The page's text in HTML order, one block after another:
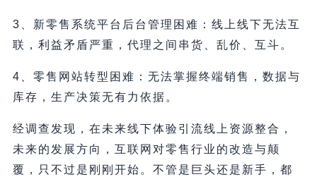
3、新零售系统平台后台管理困难：线上线下无法互
联，利益矛盾严重，代理之间串货、乱价、互斗。
4、零售网站转型困难：无法掌握终端销售，数据与
库存，生产决策无有力依据。
经调查发现，在未来线下体验引流线上资源整合，
未来的发展方向，互联网对零售行业的改造与颠
覆，只不过是刚刚开始。不管是巨头还是新手，都